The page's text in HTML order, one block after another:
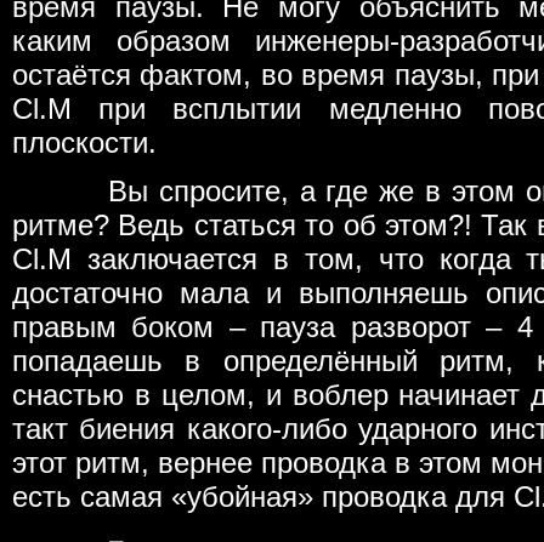
время паузы. Не могу объяснить
каким образом инженеры-
остаётся фактом, во время паузы,
Cl.M при всплытии медленно
плоскости.
Вы спросите, а где же в этом
ритме? Ведь статься то об этом?!
Cl.M заключается в том, что когда
достаточно мала и выполняешь
правым боком – пауза разворот –
попадаешь в определённый ритм,
снастью в целом, и воблер начинает
такт биения какого-либо ударного
этот ритм, вернее проводка в этом
есть самая «убойная» проводка для